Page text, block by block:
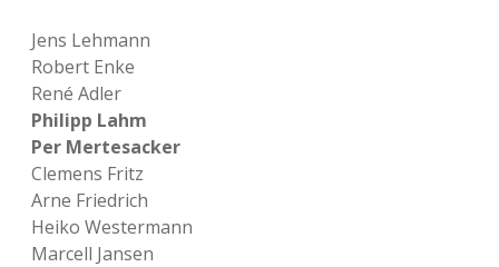
Jens Lehmann
Robert Enke
René Adler
Philipp Lahm
Per Mertesacker
Clemens Fritz
Arne Friedrich
Heiko Westermann
Marcell Jansen